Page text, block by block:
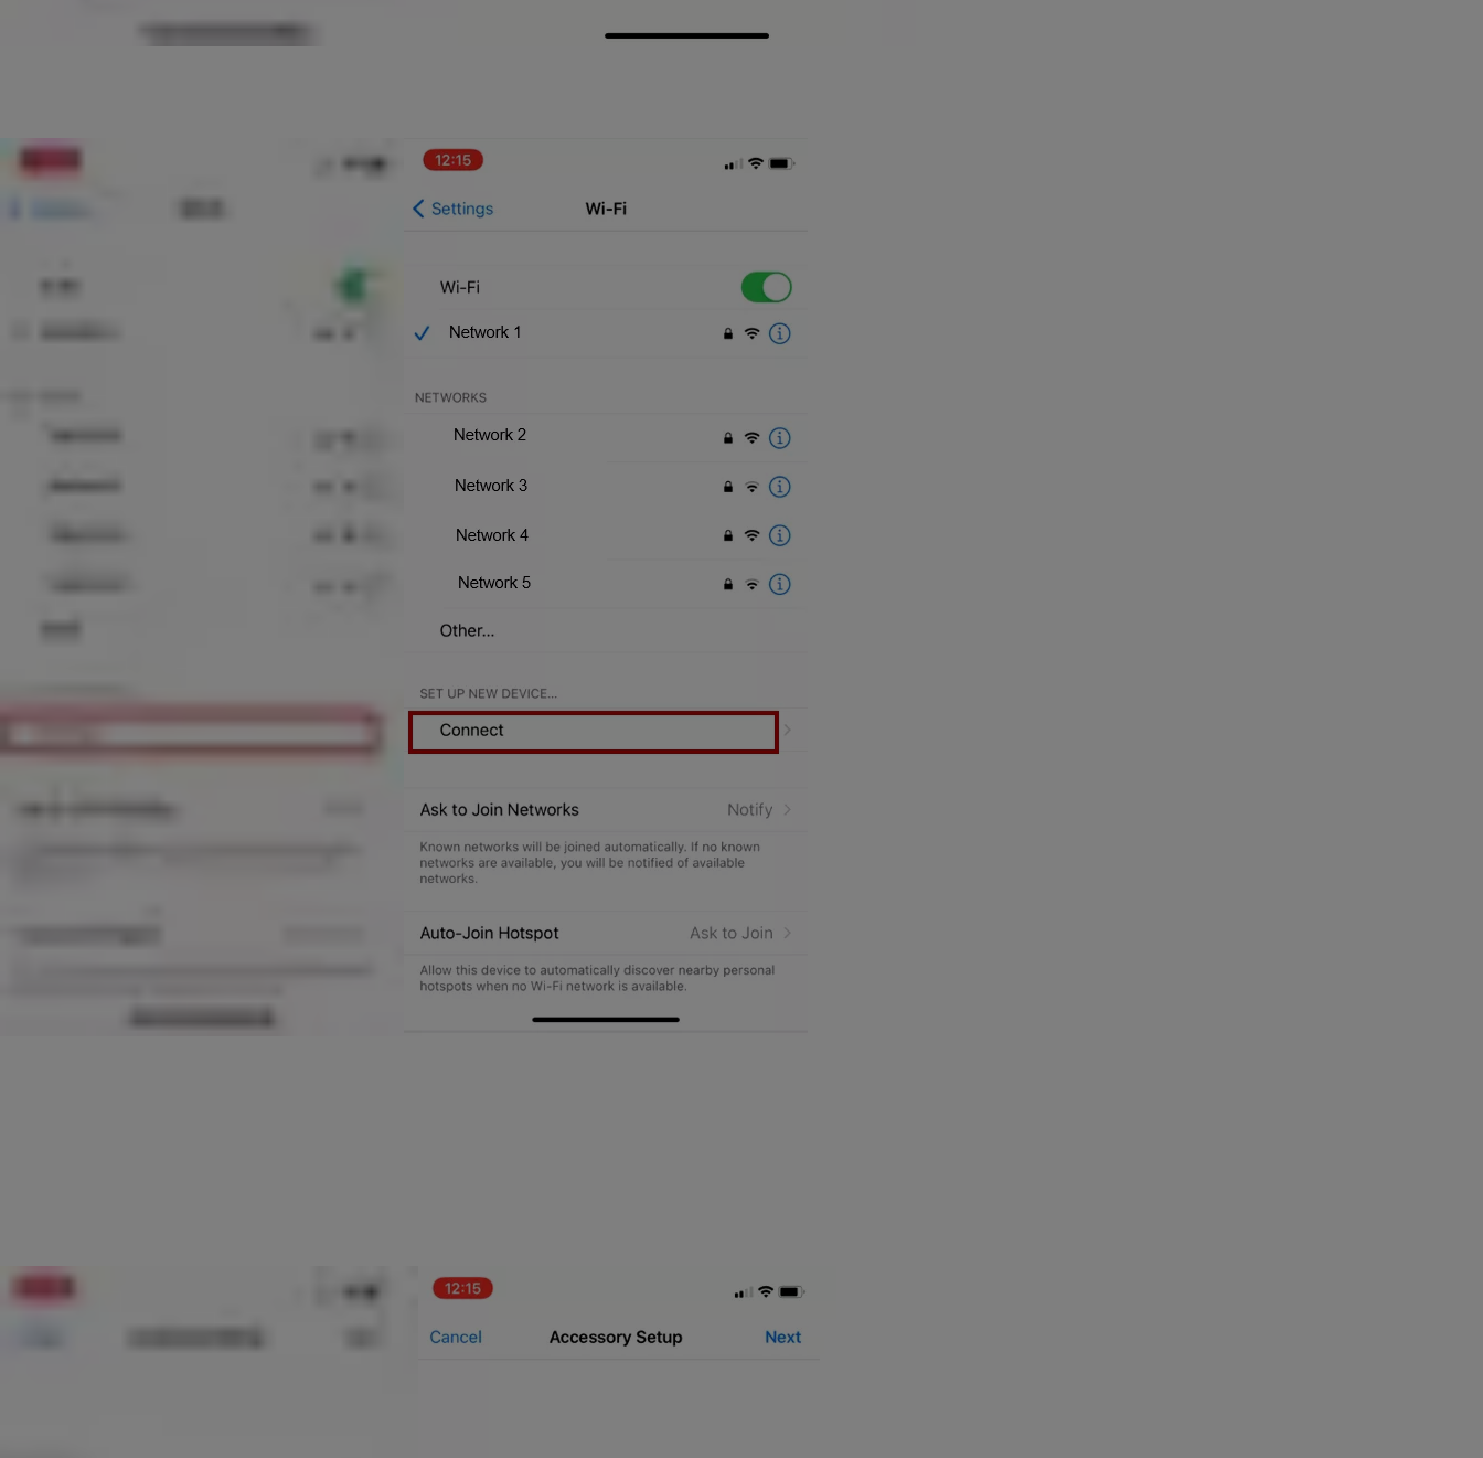
Ezen a ponton nyissa meg a Beállítások alkalmazást a telefonján, és lépjen a Wi-Fi-re, az alábbi képernyőt kell látnia, és az "Új eszköz beállítása" alatt ki kell választania a Csatlakozás lehetőséget (lásd az
Most, hogy a Yale Wi-Fi Bridge a hálózaton van, térjen vissza a Yale Access alkalmazáshoz, és válassza ki a „Folytatás, az eszköz csatlakoztatva” gombot.
A beállítási folyamat ezután folytatódik, és ellenőrzi a kapcsolat erősségét mind a zárral, mind az útválasztóval. Kövesse a képernyőn megjelenő utasításokat.
Ezt követően a Yale Wi-Fi Bridge-t teljesen be kell állítani.